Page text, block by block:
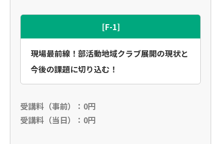
[F-1]
現場最前線！部活動地域クラブ展開の現状と
今後の課題に切り込む！
受講料（事前）：0円
受講料（当日）：0円